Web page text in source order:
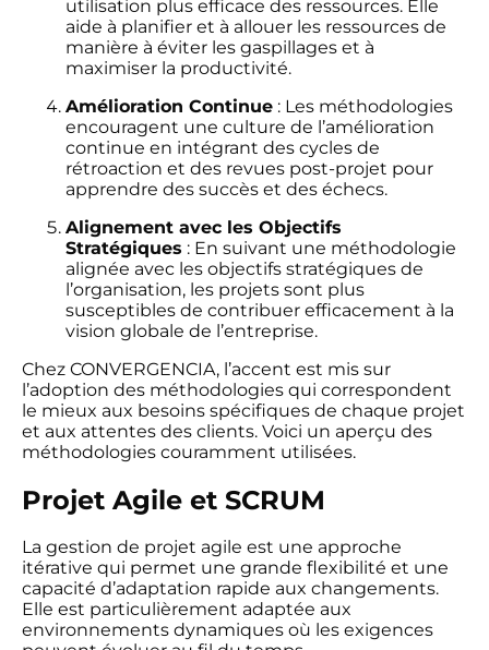
utilisation plus efficace des ressources. Elle
aide à planifier et à allouer les ressources de
manière à éviter les gaspillages et à
maximiser la productivité.
Amélioration Continue : Les méthodologies
encouragent une culture de l’amélioration
continue en intégrant des cycles de
rétroaction et des revues post-projet pour
apprendre des succès et des échecs.
Alignement avec les Objectifs
Stratégiques : En suivant une méthodologie
alignée avec les objectifs stratégiques de
l’organisation, les projets sont plus
susceptibles de contribuer efficacement à la
vision globale de l’entreprise.
Chez CONVERGENCIA, l’accent est mis sur
l’adoption des méthodologies qui correspondent
le mieux aux besoins spécifiques de chaque projet
et aux attentes des clients. Voici un aperçu des
méthodologies couramment utilisées.
Projet Agile et SCRUM
La gestion de projet agile est une approche
itérative qui permet une grande flexibilité et une
capacité d’adaptation rapide aux changements.
Elle est particulièrement adaptée aux
environnements dynamiques où les exigences